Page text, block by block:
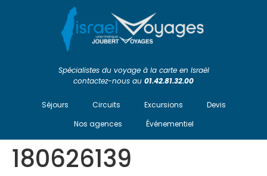
Spécialistes du voyage à la carte en Israël
contactez-nous au 01.42.81.32.00
Séjours Circuits Excursions
Devis
Nos agences
Événementiel
180626139